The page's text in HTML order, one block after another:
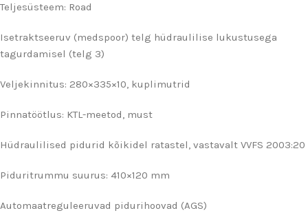
Teljesüsteem: Road
Isetraktseeruv (medspoor) telg hüdraulilise lukustusega
tagurdamisel (telg 3)
Veljekinnitus: 280×335×10, kuplimutrid
Pinnatöötlus: KTL-meetod, must
Hüdraulilised pidurid kõikidel ratastel, vastavalt VVFS 2003:20
Piduritrummu suurus: 410×120 mm
Automaatreguleeruvad pidurihoovad (AGS)